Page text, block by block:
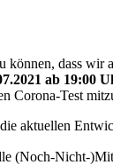
können, dass
ab 19:00
Corona-Test
aktuellen
(Noch-Nicht-